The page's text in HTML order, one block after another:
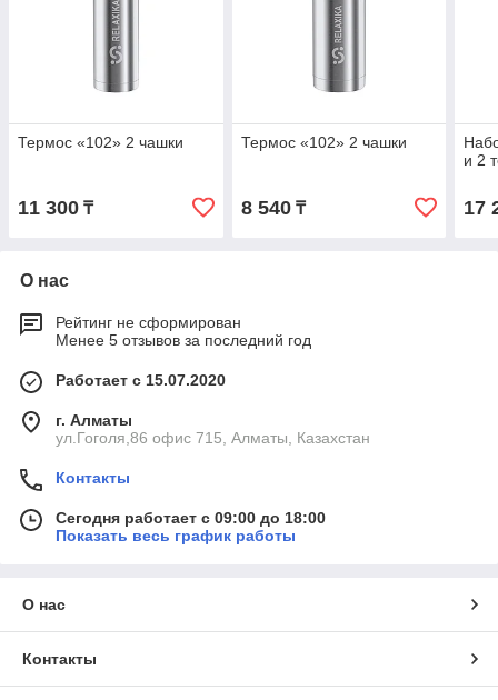
Термос «102» 2 чашки
11 300 ₸
Термос «102» 2 чашки
8 540₸
и 2
17
О нас
Рейтинг не сформирован
Менее 5 отзывов за последний год
Работает с 15.07.2020
г. Алматы
ул.Гоголя,86 офис 715, Алматы, Казахстан
Контакты
Сегодня работает с 09:00 до 18:00
Показать весь график работы
О нас
Контакты